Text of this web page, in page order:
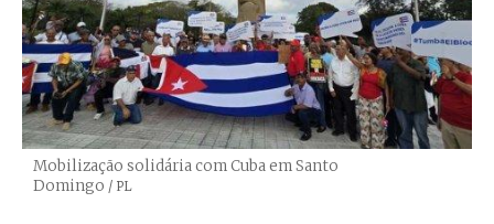
Mobilização solidária com Cuba em Santo
Domingo Créditos
/ PL